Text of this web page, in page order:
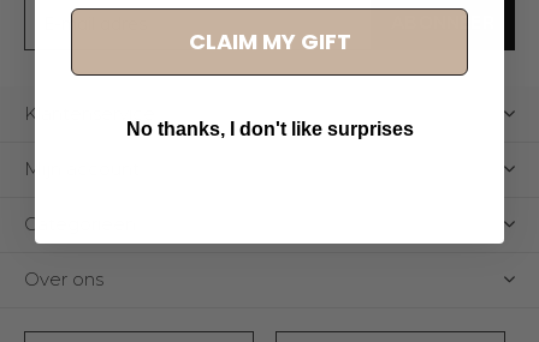
ABONNEER
Klantenservice
Mijn account
Categorieën
Over ons
CLAIM MY GIFT
No thanks, I don't like surprises